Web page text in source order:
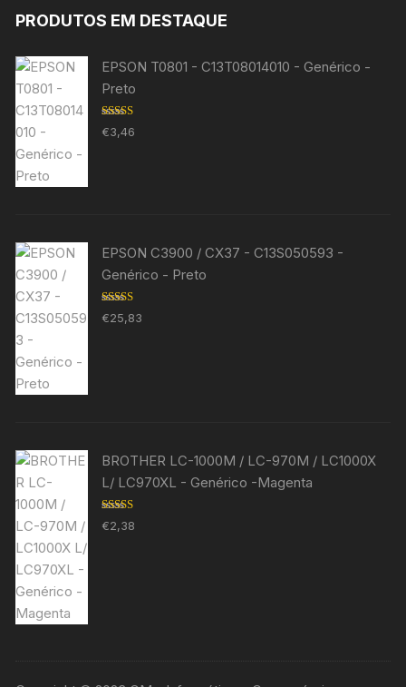
PRODUTOS EM DESTAQUE
EPSON T0801 - C13T08014010 - Genérico -
Preto
Avaliação
5.00 de 5
€3,46
EPSON C3900 / CX37 - C13S050593 -
Genérico - Preto
Avaliação
5.00de 5
€25,83
BROTHER LC-1000M / LC-970M / LC1000X
L/ LC970XL - Genérico -Magenta
Avaliação
5.00de 5
€2,38